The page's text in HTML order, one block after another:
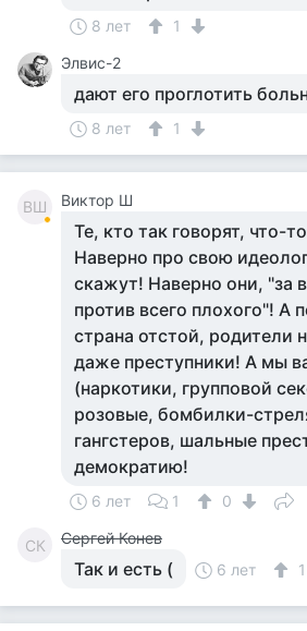
8 лет
1
Элвис-2
дают его проглотить
8 лет 1
ВШ Виктор Ш
Те, кто так говорят, что-
Наверно про свою
скажут! Наверно они, "за
против всего плохого"! А
страна отстой, родители
даже преступники! А мы
(наркотики, групповой
розовые, бомбилки-
гангстеров, шальные
демократию!
6 лет 1 0
СК Сергей Конев
Так и есть ( 6 лет 1